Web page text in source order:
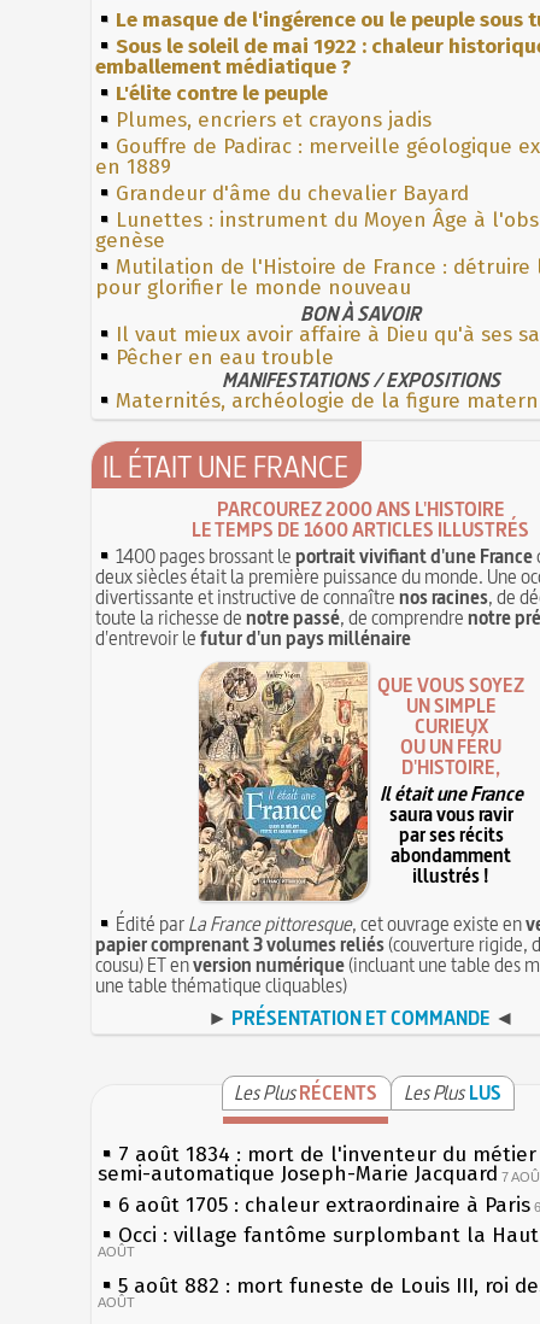
Le masque de l'ingérence ou le peuple sous
Sous le soleil de mai 1922 : chaleur
emballement médiatique ?
L'élite contre le peuple
Plumes, encriers et crayons jadis
Gouffre de Padirac : merveille géologique
en 1889
Grandeur d'âme du chevalier Bayard
Lunettes : instrument du Moyen Âge à
genèse
Mutilation de l'Histoire de France : détruire
pour glorifier le monde nouveau
BON À SAVOIR
Il vaut mieux avoir affaire à Dieu qu'à ses
Pêcher en eau trouble
MANIFESTATIONS / EXPOSITIONS
Maternités, archéologie de la figure
IL ÉTAIT UNE FRANCE
PARCOUREZ 2000 ANS L'HISTOIRE
LE TEMPS DE 1600 ARTICLES ILLUSTRÉS
1400 pages brossant leportrait vivifiant d'une France
deux siècles était la première puissance du monde. Une
divertissante et instructive de connaîtrenos racines, de
toute la richesse denotre passé, de comprendrenotre
d'entrevoir lefutur d'un pays millénaire
QUE VOUS SOYEZ
UN SIMPLE
CURIEUX
OU UN FÉRU
D'HISTOIRE,
Il était une France
saura vous ravir
par ses récits
abondamment
illustrés !
Édité parLa France pittoresque, cet ouvrage existe en
papier comprenant 3 volumes reliés(couverture rigide,
cousu) ET enversion numérique(incluant une table des
une table thématique cliquables)
► PRÉSENTATION ET COMMANDE ◄
Les PlusRÉCENTS Les Plus LUS
7 août 1834 : mort de l'inventeur du
semi-automatique Joseph-Marie Jacquard 7
6 août 1705 : chaleur extraordinaire à Paris
Occi : village fantôme surplombant la
AOÛT
5 août 882 : mort funeste de Louis III, roi
AOÛT